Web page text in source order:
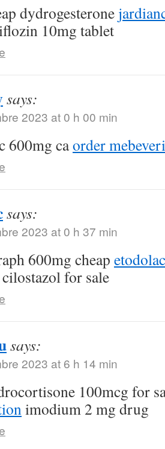
dydrogesterone
10mg tablet
says:
2023 at 0 h 00 min
600mg caorder
says:
2023 at 0 h 37 min
600mg cheap
for sale
says:
2023 at 6 h 14 min
100mcg for
imodium 2 mg drug